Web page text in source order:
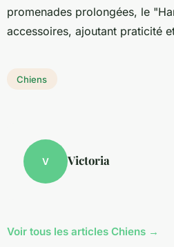
promenades prolongées, le
accessoires, ajoutant praticité
Chiens
V Victoria
Voir tous les articles Chiens →